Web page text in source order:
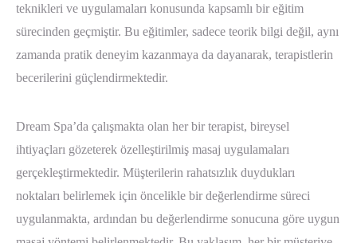
teknikleri ve uygulamaları konusunda kapsamlı bir eğitim
sürecinden geçmiştir. Bu eğitimler, sadece teorik bilgi değil, aynı
zamanda pratik deneyim kazanmaya da dayanarak, terapistlerin
becerilerini güçlendirmektedir.
Dream Spa’da çalışmakta olan her bir terapist, bireysel
ihtiyaçları gözeterek özelleştirilmiş masaj uygulamaları
gerçekleştirmektedir. Müşterilerin rahatsızlık duydukları
noktaları belirlemek için öncelikle bir değerlendirme süreci
uygulanmakta, ardından bu değerlendirme sonucuna göre uygun